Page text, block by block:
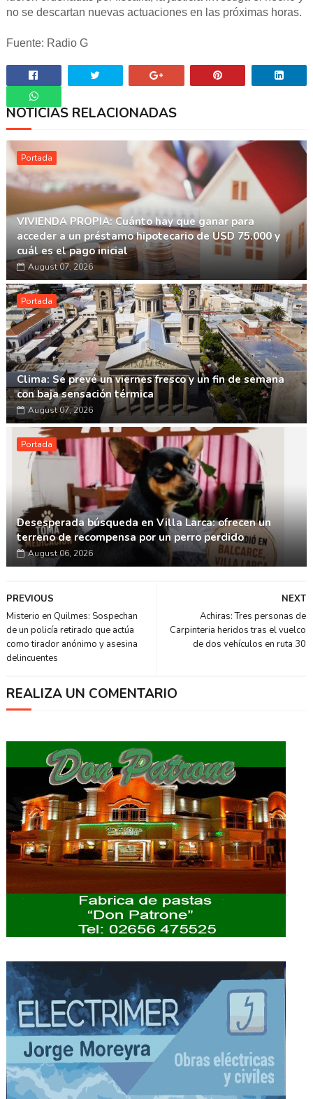
no se descartan nuevas actuaciones en las próximas horas.
Fuente: Radio G
Whatsapp
NOTICIAS RELACIONADAS
Portada
VIVIENDA PROPIA: Cuánto hay que ganar para
acceder a un préstamo hipotecario de USD 75.000 y
cuál es el pago inicial
August 07, 2026
Portada
Clima: Se prevé un viernes fresco y un fin de semana
con baja sensación térmica
August 07, 2026
Portada
Desesperada búsqueda en Villa Larca: ofrecen un
terreno de recompensa por un perro perdido
August 06, 2026
NEXT
Achiras: Tres personas de
Carpinteria heridos tras el vuelco
de dos vehículos en ruta 30
PREVIOUS
Misterio en Quilmes: Sospechan
de un policía retirado que actúa
como tirador anónimo y asesina
delincuentes
REALIZA UN COMENTARIO